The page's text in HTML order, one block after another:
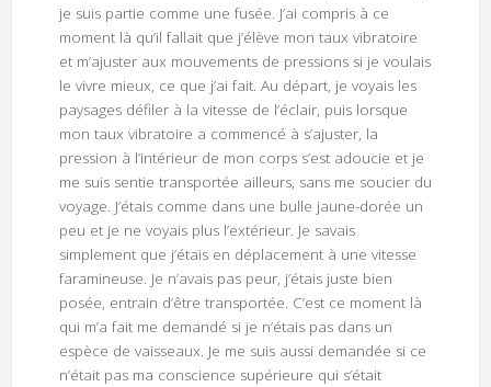
je suis partie comme une fusée. J’ai compris à ce
moment là qu’il fallait que j’élève mon taux vibratoire
et m’ajuster aux mouvements de pressions si je voulais
le vivre mieux, ce que j’ai fait. Au départ, je voyais les
paysages défiler à la vitesse de l’éclair, puis lorsque
mon taux vibratoire a commencé à s’ajuster, la
pression à l’intérieur de mon corps s’est adoucie et je
me suis sentie transportée ailleurs, sans me soucier du
voyage. J’étais comme dans une bulle jaune-dorée un
peu et je ne voyais plus l’extérieur. Je savais
simplement que j’étais en déplacement à une vitesse
faramineuse. Je n’avais pas peur, j’étais juste bien
posée, entrain d’être transportée. C’est ce moment là
qui m’a fait me demandé si je n’étais pas dans un
espèce de vaisseaux. Je me suis aussi demandée si ce
n’était pas ma conscience supérieure qui s’était